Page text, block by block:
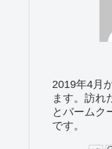
2019年4月
ます。訪れ
とバームク
です。